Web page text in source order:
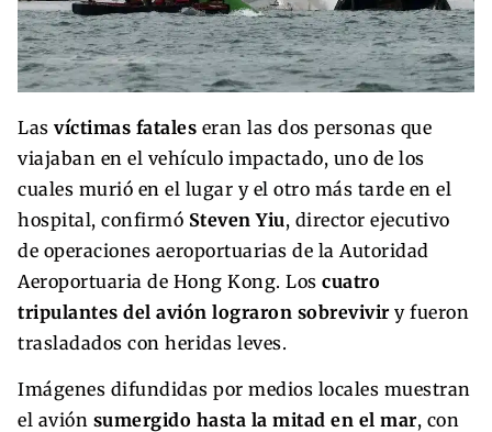
Las víctimas fatales eran las dos personas que
viajaban en el vehículo impactado, uno de los
cuales murió en el lugar y el otro más tarde en el
hospital, confirmó Steven Yiu, director ejecutivo
de operaciones aeroportuarias de la Autoridad
Aeroportuaria de Hong Kong. Los cuatro
tripulantes del avión lograron sobreviviry fueron
trasladados con heridas leves.
Imágenes difundidas por medios locales muestran
el avión sumergido hasta la mitad en el mar, con